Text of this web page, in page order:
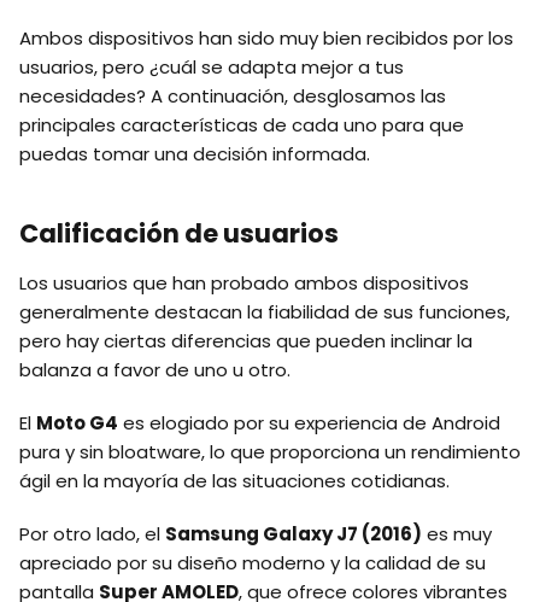
Ambos dispositivos han sido muy bien recibidos por los
usuarios, pero ¿cuál se adapta mejor a tus
necesidades? A continuación, desglosamos las
principales características de cada uno para que
puedas tomar una decisión informada.
Calificación de usuarios
Los usuarios que han probado ambos dispositivos
generalmente destacan la fiabilidad de sus funciones,
pero hay ciertas diferencias que pueden inclinar la
balanza a favor de uno u otro.
El Moto G4 es elogiado por su experiencia de Android
pura y sin bloatware, lo que proporciona un rendimiento
ágil en la mayoría de las situaciones cotidianas.
Por otro lado, el Samsung Galaxy J7 (2016) es muy
apreciado por su diseño moderno y la calidad de su
pantalla Super AMOLED, que ofrece colores vibrantes